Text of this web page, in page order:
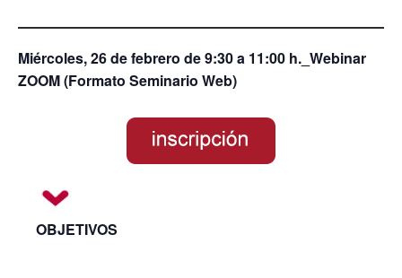
Miércoles, 26 de febrero de 9:30 a 11:00 h._Webinar
ZOOM (Formato Seminario Web)
OBJETIVOS